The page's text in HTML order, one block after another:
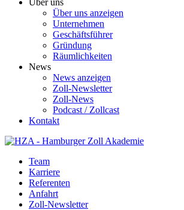
Über uns
Über uns anzeigen
Unternehmen
Geschäftsführer
Gründung
Räumlichkeiten
News
News anzeigen
Zoll-Newsletter
Zoll-News
Podcast / Zollcast
Kontakt
Team
Karriere
Referenten
Anfahrt
Zoll-Newsletter